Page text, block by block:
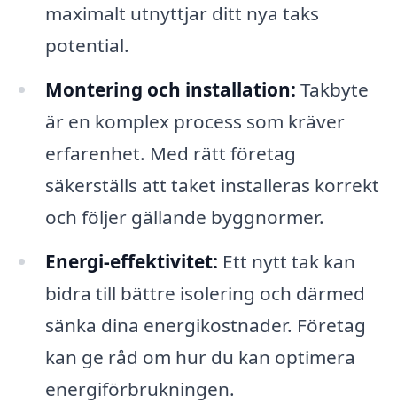
maximalt utnyttjar ditt nya taks
potential.
Montering och installation: Takbyte
är en komplex process som kräver
erfarenhet. Med rätt företag
säkerställs att taket installeras korrekt
och följer gällande byggnormer.
Energi-effektivitet: Ett nytt tak kan
bidra till bättre isolering och därmed
sänka dina energikostnader. Företag
kan ge råd om hur du kan optimera
energiförbrukningen.